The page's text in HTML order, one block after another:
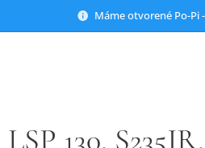
Máme otvorené Po-Pi
LSP 130,